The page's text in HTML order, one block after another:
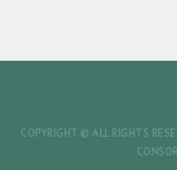
COPYRIGHT © ALL RIGHTS